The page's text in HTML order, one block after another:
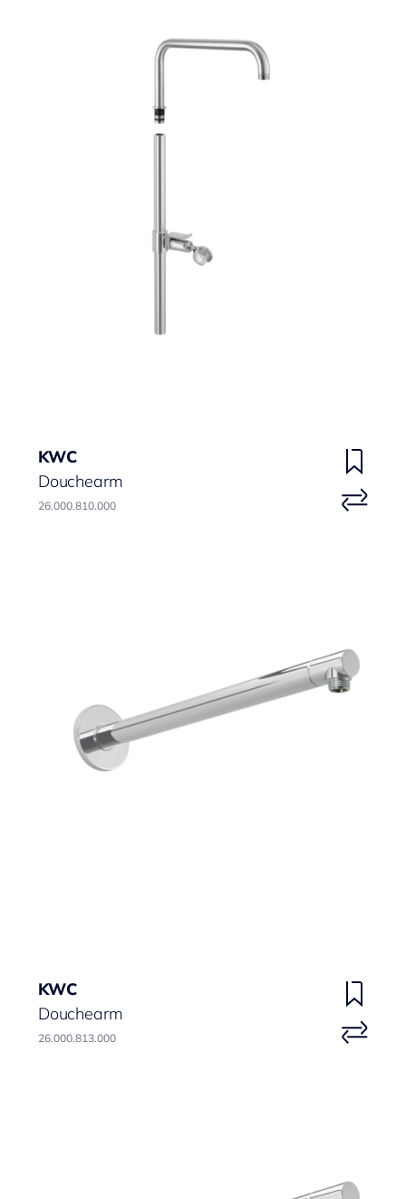
KWC
Douchearm
26.000.810.000
KWC
Douchearm
26.000.813.000